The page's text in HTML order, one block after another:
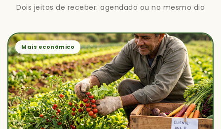
Dois jeitos de receber: agendado ou no mesmo dia
Mais econômico